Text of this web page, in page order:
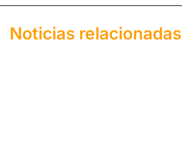
Noticias relacionadas